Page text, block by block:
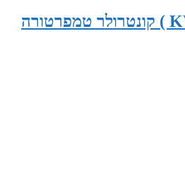
9-15 KW פיקוד לתנור סאונה (הלוח מתאים לתנורים 9 עד 15 KW ) קונטרולר טמפרטורה